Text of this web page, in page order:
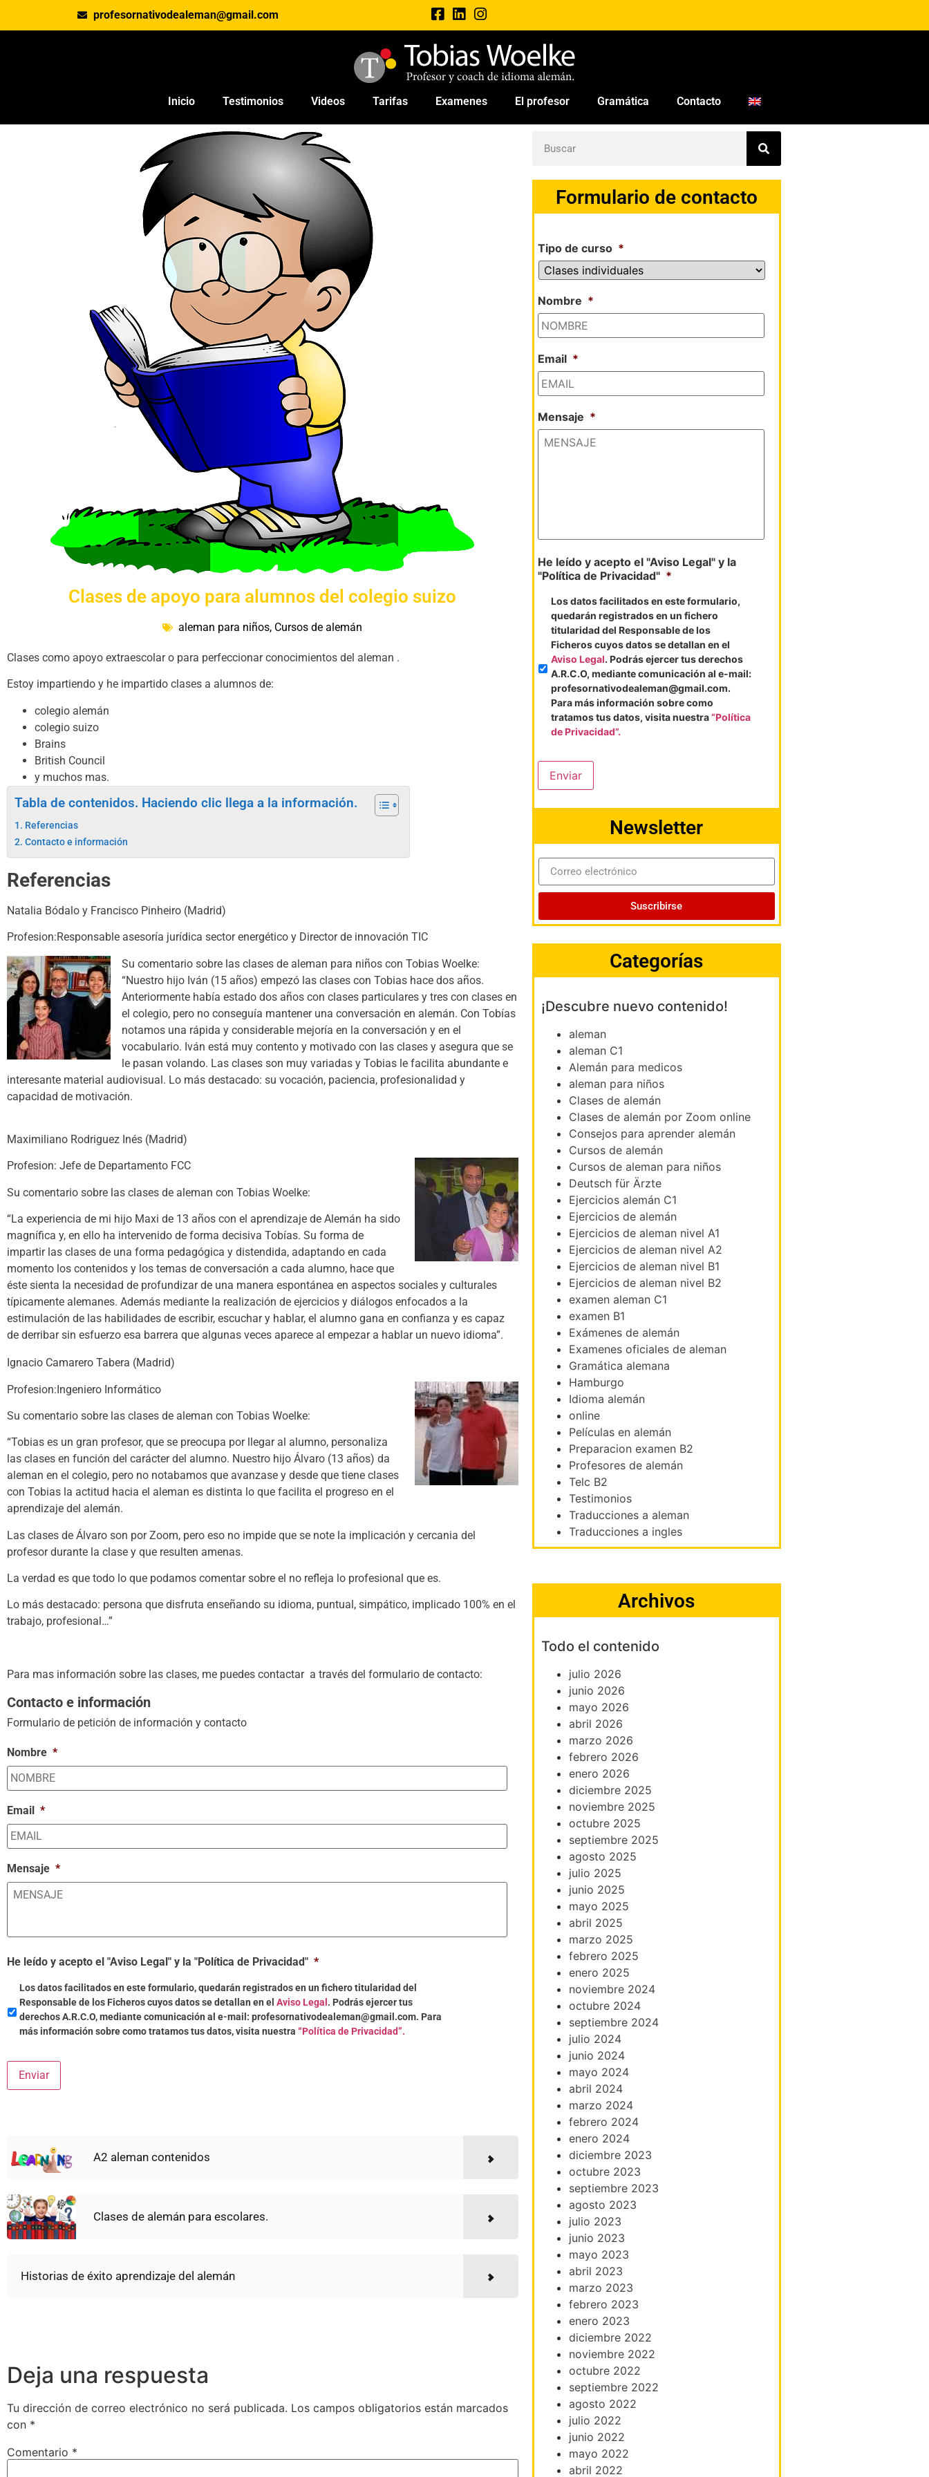
profesornativodealeman@gmail.com
Inicio Testimonios Videos Tarifas Examenes El profesor Gramática Contacto
Clases de apoyo para alumnos del colegio suizo
aleman para niños, Cursos de alemán
Clases como apoyo extraescolar o para perfeccionar conocimientos del aleman .
Estoy impartiendo y he impartido clases a alumnos de:
colegio alemán
colegio suizo
Brains
British Council
y muchos mas.
Tabla de contenidos. Haciendo clic llega a la información.
Referencias
Contacto e información
Referencias
Natalia Bódalo y Francisco Pinheiro (Madrid)
Profesion:Responsable asesoría jurídica sector energético y Director de innovación TIC
Su comentario sobre las clases de aleman para niños con Tobias Woelke:
“Nuestro hijo Iván (15 años) empezó las clases con Tobias hace dos años.
Anteriormente había estado dos años con clases particulares y tres con clases en
el colegio, pero no conseguía mantener una conversación en alemán. Con Tobías
notamos una rápida y considerable mejoría en la conversación y en el
vocabulario. Iván está muy contento y motivado con las clases y asegura que se
le pasan volando. Las clases son muy variadas y Tobias le facilita abundante e
interesante material audiovisual. Lo más destacado: su vocación, paciencia, profesionalidad y
capacidad de motivación.
Maximiliano Rodriguez Inés (Madrid)
Profesion: Jefe de Departamento FCC
Su comentario sobre las clases de aleman con Tobias Woelke:
“La experiencia de mi hijo Maxi de 13 años con el aprendizaje de Alemán ha sido
magnífica y, en ello ha intervenido de forma decisiva Tobías. Su forma de
impartir las clases de una forma pedagógica y distendida, adaptando en cada
momento los contenidos y los temas de conversación a cada alumno, hace que
éste sienta la necesidad de profundizar de una manera espontánea en aspectos sociales y culturales
típicamente alemanes. Además mediante la realización de ejercicios y diálogos enfocados a la
estimulación de las habilidades de escribir, escuchar y hablar, el alumno gana en confianza y es capaz
de derribar sin esfuerzo esa barrera que algunas veces aparece al empezar a hablar un nuevo idioma”.
Ignacio Camarero Tabera (Madrid)
Profesion:Ingeniero Informático
Su comentario sobre las clases de aleman con Tobias Woelke:
“Tobias es un gran profesor, que se preocupa por llegar al alumno, personaliza
las clases en función del carácter del alumno. Nuestro hijo Álvaro (13 años) da
aleman en el colegio, pero no notabamos que avanzase y desde que tiene clases
con Tobias la actitud hacia el aleman es distinta lo que facilita el progreso en el
aprendizaje del alemán.
Las clases de Álvaro son por Zoom, pero eso no impide que se note la implicación y cercania del
profesor durante la clase y que resulten amenas.
La verdad es que todo lo que podamos comentar sobre el no refleja lo profesional que es.
Lo más destacado: persona que disfruta enseñando su idioma, puntual, simpático, implicado 100% en el
trabajo, profesional…”
Para mas información sobre las clases, me puedes contactar a través del formulario de contacto:
Contacto e información
Formulario de petición de información y contacto
Nombre *
Email *
Mensaje *
He leído y acepto el "Aviso Legal" y la "Política de Privacidad" *
Los datos facilitados en este formulario, quedarán registrados en un fichero titularidad del
Responsable de los Ficheros cuyos datos se detallan en el Aviso Legal . Podrás ejercer tus
derechos A.R.C.O, mediante comunicación al e-mail: profesornativodealeman@gmail.com. Para
más información sobre como tratamos tus datos, visita nuestra “Política de Privacidad”.
Enviar
A2 aleman contenidos
Clases de alemán para escolares.
Historias de éxito aprendizaje del alemán
Deja una respuesta
Tu dirección de correo electrónico no será publicada. Los campos obligatorios están marcados
con *
Comentario *
Formulario de contacto
Tipo de curso *
Nombre *
Email *
Mensaje *
He leído y acepto el "Aviso Legal" y la
"Política de Privacidad" *
Los datos facilitados en este formulario,
quedarán registrados en un fichero
titularidad del Responsable de los
Ficheros cuyos datos se detallan en el
Aviso Legal. Podrás ejercer tus derechos
A.R.C.O, mediante comunicación al e-mail:
profesornativodealeman@gmail.com.
Para más información sobre como
tratamos tus datos, visita nuestra“Política
de Privacidad”.
Enviar
Newsletter
Suscribirse
Categorías
¡Descubre nuevo contenido!
aleman
aleman C1
Alemán para medicos
aleman para niños
Clases de alemán
Clases de alemán por Zoom online
Consejos para aprender alemán
Cursos de alemán
Cursos de aleman para niños
Deutsch für Ärzte
Ejercicios alemán C1
Ejercicios de alemán
Ejercicios de aleman nivel A1
Ejercicios de aleman nivel A2
Ejercicios de aleman nivel B1
Ejercicios de aleman nivel B2
examen aleman C1
examen B1
Exámenes de alemán
Examenes oficiales de aleman
Gramática alemana
Hamburgo
Idioma alemán
online
Películas en alemán
Preparacion examen B2
Profesores de alemán
Telc B2
Testimonios
Traducciones a aleman
Traducciones a ingles
Archivos
Todo el contenido
julio 2026
junio 2026
mayo 2026
abril 2026
marzo 2026
febrero 2026
enero 2026
diciembre 2025
noviembre 2025
octubre 2025
septiembre 2025
agosto 2025
julio 2025
junio 2025
mayo 2025
abril 2025
marzo 2025
febrero 2025
enero 2025
noviembre 2024
octubre 2024
septiembre 2024
julio 2024
junio 2024
mayo 2024
abril 2024
marzo 2024
febrero 2024
enero 2024
diciembre 2023
octubre 2023
septiembre 2023
agosto 2023
julio 2023
junio 2023
mayo 2023
abril 2023
marzo 2023
febrero 2023
enero 2023
diciembre 2022
noviembre 2022
octubre 2022
septiembre 2022
agosto 2022
julio 2022
junio 2022
mayo 2022
abril 2022